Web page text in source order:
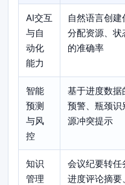
AI交互
与自
动化
能力
自然语言创建
分配资源、状
的准确率
智能
预测
与风
控
基于进度数据
预警、瓶颈识
源冲突提示
知识
管理
会议纪要转任
进度评论摘要